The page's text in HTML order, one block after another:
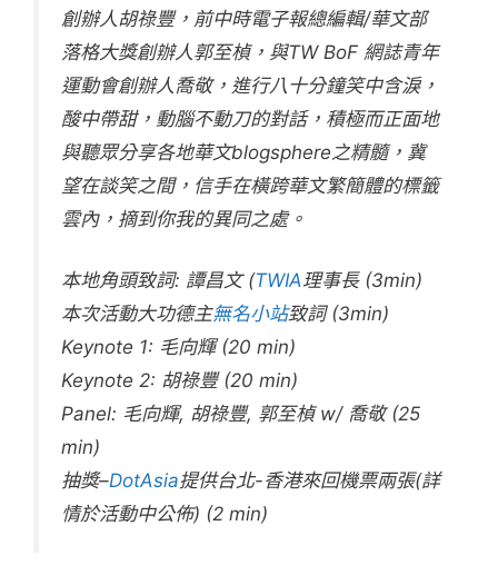
創辦人胡祿豐，前中時電子報總編輯/華文部
落格大獎創辦人郭至楨，與TW BoF 網誌青年
運動會創辦人喬敬，進行八十分鐘笑中含淚，
酸中帶甜，動腦不動刀的對話，積極而正面地
與聽眾分享各地華文blogsphere之精髓，冀
望在談笑之間，信手在橫跨華文繁簡體的標籤
雲內，摘到你我的異同之處。
本地角頭致詞: 譚昌文 (TWIA理事長 (3min)
本次活動大功德主無名小站致詞 (3min)
Keynote 1: 毛向輝 (20 min)
Keynote 2: 胡祿豐 (20 min)
Panel: 毛向輝, 胡祿豐, 郭至楨 w/ 喬敬 (25
min)
抽獎–DotAsia提供台北-香港來回機票兩張(詳
情於活動中公佈) (2 min)